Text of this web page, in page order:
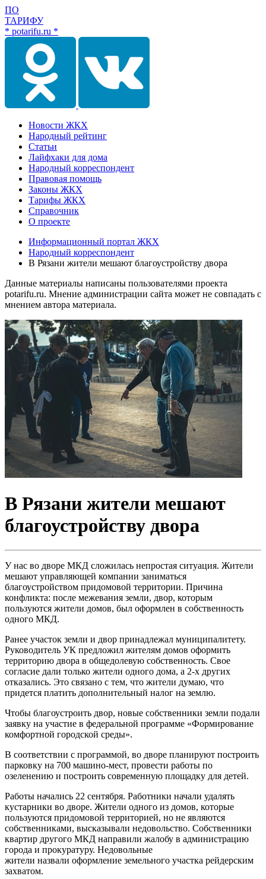
ПО
ТАРИФУ
* potarifu.ru *
Новости ЖКХ
Народный рейтинг
Статьи
Лайфхаки для дома
Народный корреспондент
Правовая помощь
Законы ЖКХ
Тарифы ЖКХ
Справочник
О проекте
Информационный портал ЖКХ
Народный корреспондент
В Рязани жители мешают благоустройству двора
Данные материалы написаны пользователями проекта
potarifu.ru. Мнение администрации сайта может не совпадать с
мнением автора материала.
В Рязани жители мешают
благоустройству двора
У нас во дворе МКД сложилась непростая ситуация. Жители
мешают управляющей компании заниматься
благоустройством придомовой территории. Причина
конфликта: после межевания земли, двор, которым
пользуются жители домов, был оформлен в собственность
одного МКД.
Ранее участок земли и двор принадлежал муниципалитету.
Руководитель УК предложил жителям домов оформить
территорию двора в общедолевую собственность. Свое
согласие дали только жители одного дома, а 2-х других
отказались. Это связано с тем, что жители думаю, что
придется платить дополнительный налог на землю.
Чтобы благоустроить двор, новые собственники земли подали
заявку на участие в федеральной программе «Формирование
комфортной городской среды».
В соответствии с программой, во дворе планируют построить
парковку на 700 машино-мест, провести работы по
озеленению и построить современную площадку для детей.
Работы начались 22 сентября. Работники начали удалять
кустарники во дворе. Жители одного из домов, которые
пользуются придомовой территорией, но не являются
собственниками, высказывали недовольство. Собственники
квартир другого МКД направили жалобу в администрацию
города и прокуратуру. Недовольные
жители назвали оформление земельного участка рейдерским
захватом.